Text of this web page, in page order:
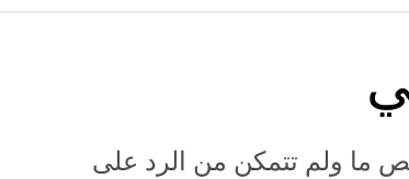
ما ولم تتمكن من الرد على